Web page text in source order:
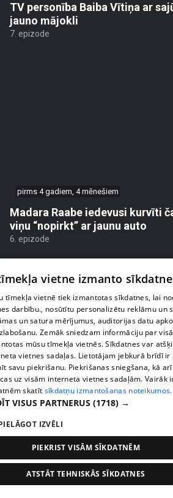
TV personība Baiba Vītiņa ar
jauno mājokli
7. epizode
pirms 4 gadiem, 4 mēnešiem
Madara Raabe iedevusi kurvīti
viņu “nopirkt” ar jaunu auto
6. epizode
pirms 4 gadiem, 4 mēnešiem
Šarmantā Baiba Vītiņa attiecību
ietērpjas kāzu kleitā
5. epizode
vietne izmanto
tīmekļa vietnē tiek izmantotas sīkdatnes, lai
darbību., nosūtītu personalizētu reklāmu un
un satura mērījumus, auditorijas datu
Zemāk sniedzam informāciju par
mūsu tīmekļa vietnēs. Sīkdatnes var
vietnes sadaļas. Lietotājam jebkurā brīdī
savu piekrišanu. Piekrišanas sniegšana, kā
uz visām interneta vietnes sadaļām.
skatīt sīkdatņu izmantošanas noteikumos.
VISUS PARTNERUS (1718) →
IZVĒLI
PIEKRIST VISĀM SĪKDATNĒM
ATSTĀT TEHNISKĀS SĪKDATNES